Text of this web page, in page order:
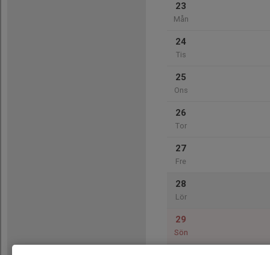
23
Mån
24
Tis
25
Ons
26
Tor
27
Fre
28
Lör
29
Sön